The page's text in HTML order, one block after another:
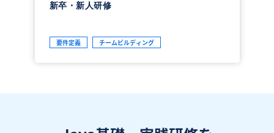
新卒・新人研修
要件定義 チームビルディング